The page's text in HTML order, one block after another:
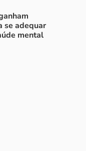
se adequar
mental